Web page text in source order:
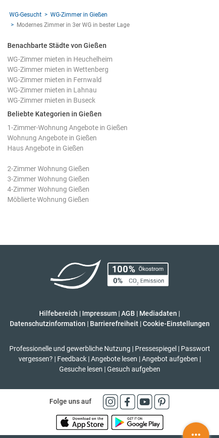
WG-Gesucht
WG-Zimmer in Gießen
Modernes Zimmer in 3er WG in bester Lage
Benachbarte Städte von Gießen
WG-Zimmer mieten in Heuchelheim
WG-Zimmer mieten in Wettenberg
WG-Zimmer mieten in Fernwald
WG-Zimmer mieten in Lahnau
WG-Zimmer mieten in Buseck
Beliebte Kategorien in Gießen
1-Zimmer-Wohnung Angebote in Gießen
Wohnung Angebote in Gießen
Haus Angebote in Gießen
2-Zimmer Wohnung Gießen
3-Zimmer Wohnung Gießen
4-Zimmer Wohnung Gießen
Möblierte Wohnung Gießen
Hilfebereich | Impressum |AGB | Mediadaten |
Datenschutzinformation | Barrierefreiheit | Cookie-Einstellungen
Professionelle und gewerbliche Nutzung | Pressespiegel | Passwort
vergessen? | Feedback | Angebote lesen | Angebot aufgeben |
Gesuche lesen | Gesuch aufgeben
Folge uns auf